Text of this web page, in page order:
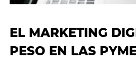
EL MARKETING
PESO EN LAS